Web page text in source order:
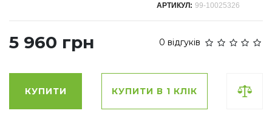
АРТИКУЛ: 99-10025326
5 960 грн 0 відгуків
КУПИТИ КУПИТИ В 1 КЛІК